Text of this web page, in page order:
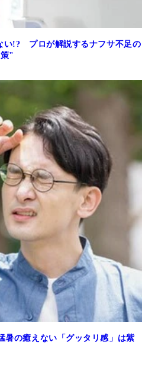
い!? プロが解説するナフサ不足の
"
の癒えない「グッタリ感」は紫